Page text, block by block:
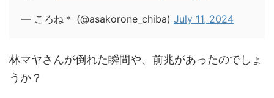
— ころね＊ (@asakorone_chiba) July 11, 2024
林マヤさんが倒れた瞬間や、前兆があったのでしょ
うか？